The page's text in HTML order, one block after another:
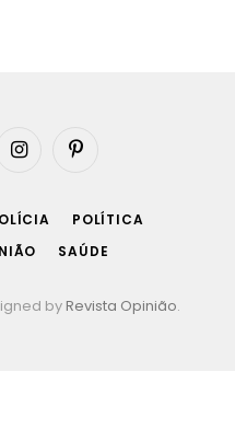
InstagramPinterest
POLÍTICA
SAÚDE
by Revista Opinião.